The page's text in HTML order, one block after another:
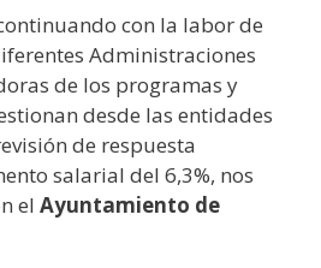
con la labor de
Administraciones
de los programas y
desde las entidades
de respuesta
salarial del 6,3%, nos
el Ayuntamiento de